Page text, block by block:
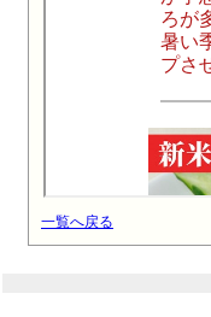
一覧へ戻る